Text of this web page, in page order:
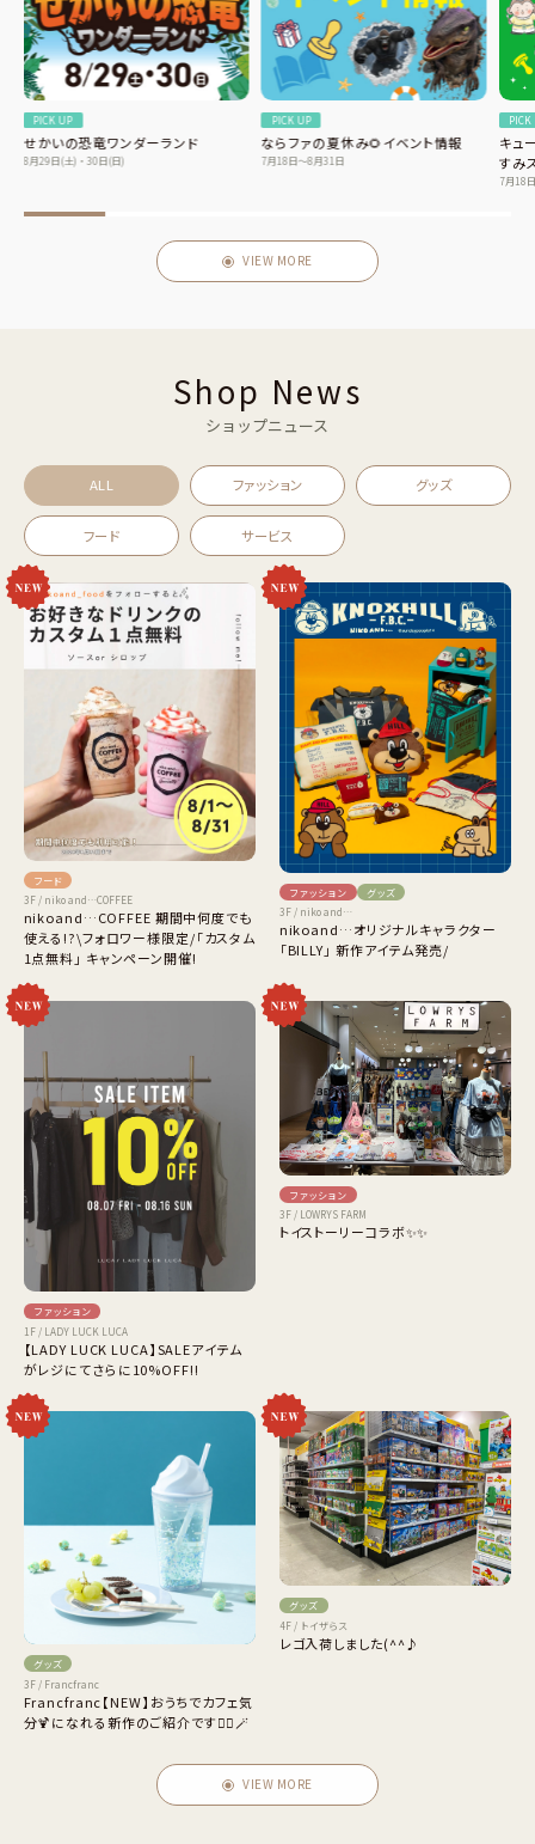
PICK UP
せかいの恐竜ワンダーランド
8月29日(土)・30日(日)
PICK UP
ならファの夏休み🌻イベント情報
7月18日〜8月31日
PICK
キュ
すみ
7月18
VIEW MORE
Shop News
ショップニュース
ALL ファッション グッズ
フード サービス
フード
3F / niko and…COFFEE
nikoand…COFFEE 期間中何度でも
使える!?\フォロワー様限定/「カスタム
1点無料」 キャンペーン開催!
ファッション
グッズ
3F / niko and…
nikoand…オリジナルキャラクター
「BILLY」 新作アイテム発売/
ファッション
1F / LADY LUCK LUCA
【LADY LUCK LUCA】SALEアイテム
がレジにてさらに10%OFF!!
ファッション
3F / LOWRYS FARM
トイストーリーコラボ✨✨
グッズ
3F / Francfranc
Francfranc【NEW】おうちでカフェ気
分🍹になれる新作のご紹介です💁‍♀️🪄
グッズ
4F / トイザらス
レゴ入荷しました(^^♪
VIEW MORE